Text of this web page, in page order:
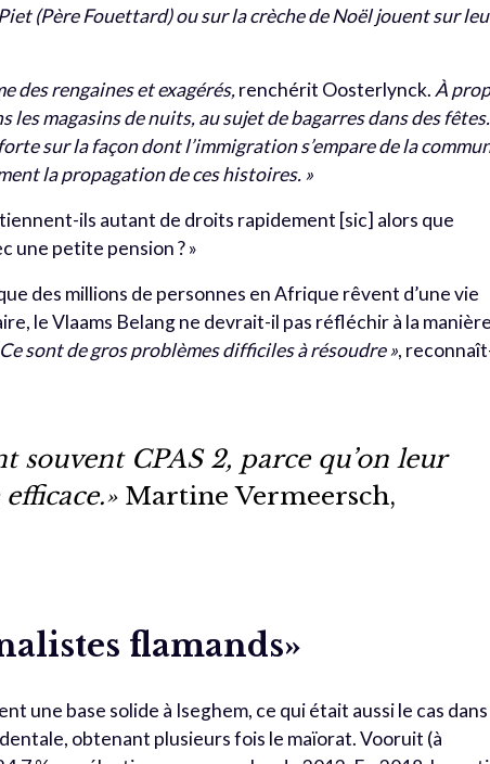
(Père Fouettard) ou sur la crèche de Noël jouent sur
des rengaines et exagérés,renchérit Oosterlynck. À
les magasins de nuits, au sujet de bagarres dans des
sur la façon dont l’immigration s’empare de la
la propagation de ces histoires. »
ils autant de droits rapidement [sic] alors que
une petite pension ? »
des millions de personnes en Afrique rêvent d’une vie
le Vlaams Belang ne devrait-il pas réfléchir à la
Ce sont de gros problèmes difficiles à résoudre »,
souvent CPAS 2, parce qu’on leur
Martine Vermeersch,
flamands»
une base solide à Iseghem, ce qui était aussi le cas dans
obtenant plusieurs fois le maïorat. Vooruit (à